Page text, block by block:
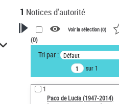
1 Notices d'autorité
VOTRE RECHERCHE
Recherche avancée dans les
notices d’autorité
Œuvres liées à l'auteur :
Paco de Lucía (1947-2014)
Voir la sélection (0)
(0)
Tri par : Défaut
sur 1
1
Paco de Lucía (1947-2014)